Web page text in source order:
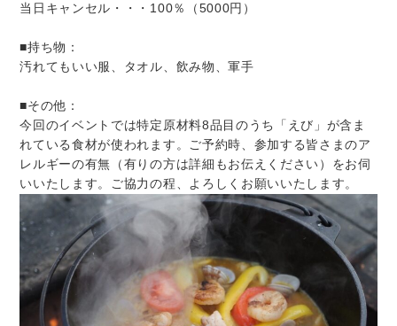
当日キャンセル・・・100％（5000円）
■持ち物：
汚れてもいい服、タオル、飲み物、軍手
■その他：
今回のイベントでは特定原材料8品目のうち「えび」が含ま
れている食材が使われます。ご予約時、参加する皆さまのア
レルギーの有無（有りの方は詳細もお伝えください）をお伺
いいたします。ご協力の程、よろしくお願いいたします。